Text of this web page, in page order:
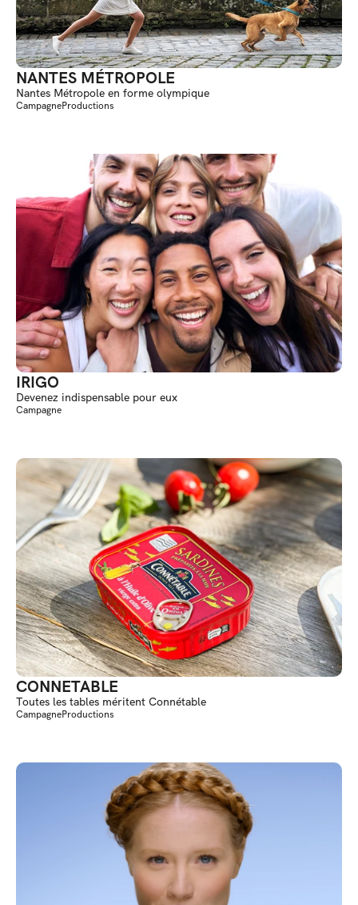
NANTES MÉTROPOLE
Nantes Métropole en forme olympique
CampagneProductions
IRIGO
Devenez indispensable pour eux
Campagne
CONNETABLE
Toutes les tables méritent Connétable
CampagneProductions